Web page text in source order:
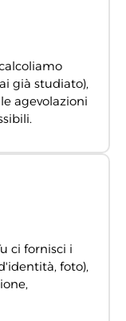
già studiato),
agevolazioni
ci fornisci i
foto),